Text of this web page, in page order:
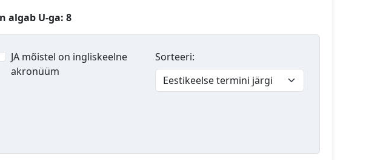
algab U-ga: 8
JA mõistel on ingliskeelne
akronüüm
Sorteeri: